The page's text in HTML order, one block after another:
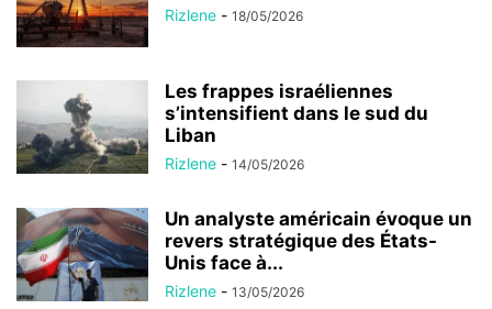
Rizlene - 18/05/2026
Les frappes israéliennes
s’intensifient dans le sud du
Liban
Rizlene - 14/05/2026
Un analyste américain évoque un
revers stratégique des États-
Unis face à...
Rizlene - 13/05/2026